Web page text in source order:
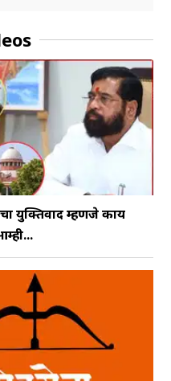
युक्तिवाद म्हणजे काय